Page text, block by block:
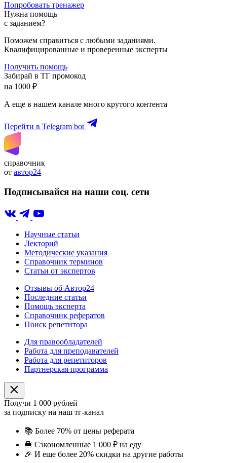
Попробовать тренажер
Нужна помощь
с заданием?
Поможем справиться с любыми заданиями.
Квалифицированные и проверенные эксперты
Получить помощь
Забирай в ТГ промокод
на 1000 ₽
А еще в нашем канале много крутого контента
Перейти в Telegram bot
справочник
от автор24
Подписывайся на наши соц. сети
Научные статьи
Лекторий
Методические указания
Справочник терминов
Статьи от экспертов
Отзывы об Автор24
Последние статьи
Помощь эксперта
Справочник рефератов
Поиск репетитора
Для правообладателей
Работа для преподавателей
Работа для репетиторов
Партнерская программа
Получи 1 000 рублей
за подписку на наш тг-канал
📚 Более 70% от цены реферата
🍔 Сэкономленные 1 000 ₽ на еду
🎉 И еще более 20% скидки на другие работы